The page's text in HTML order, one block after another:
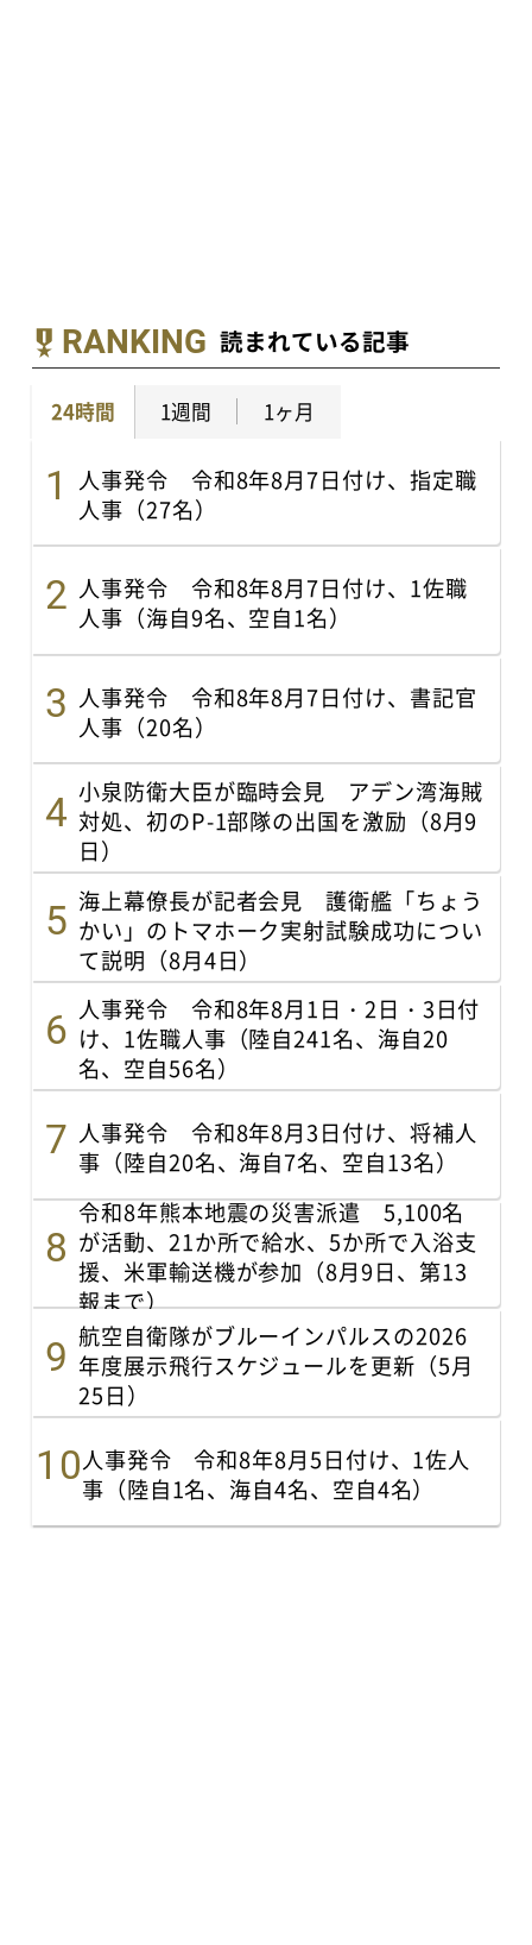
RANKING 読まれている記事
24時間 1週間 1ヶ月
人事発令 令和8年8月7日付け、指定職
人事（27名）
人事発令 令和8年8月7日付け、1佐職
人事（海自9名、空自1名）
人事発令 令和8年8月7日付け、書記官
人事（20名）
小泉防衛大臣が臨時会見 アデン湾海賊
対処、初のP-1部隊の出国を激励（8月9
日）
海上幕僚長が記者会見 護衛艦「ちょう
かい」のトマホーク実射試験成功につい
て説明（8月4日）
人事発令 令和8年8月1日・2日・3日付
け、1佐職人事（陸自241名、海自20
名、空自56名）
人事発令 令和8年8月3日付け、将補人
事（陸自20名、海自7名、空自13名）
令和8年熊本地震の災害派遣 5,100名
が活動、21か所で給水、5か所で入浴支
援、米軍輸送機が参加（8月9日、第13
報まで）
航空自衛隊がブルーインパルスの2026
年度展示飛行スケジュールを更新（5月
25日）
人事発令 令和8年8月5日付け、1佐人
事（陸自1名、海自4名、空自4名）